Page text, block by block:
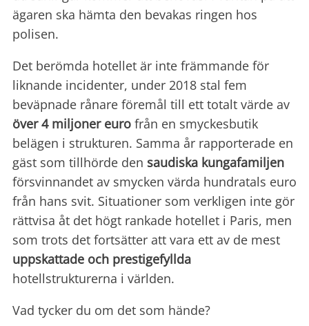
ägaren ska hämta den bevakas ringen hos
polisen.
Det berömda hotellet är inte främmande för
liknande incidenter, under 2018 stal fem
beväpnade rånare föremål till ett totalt värde av
över 4 miljoner euro från en smyckesbutik
belägen i strukturen. Samma år rapporterade en
gäst som tillhörde den saudiska kungafamiljen
försvinnandet av smycken värda hundratals euro
från hans svit. Situationer som verkligen inte gör
rättvisa åt det högt rankade hotellet i Paris, men
som trots det fortsätter att vara ett av de mest
uppskattade och prestigefyllda
hotellstrukturerna i världen.
Vad tycker du om det som hände?